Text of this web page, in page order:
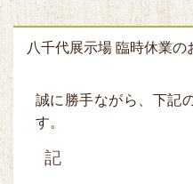
八千代展示場 臨時休業の
誠に勝手ながら、下記
す。
記